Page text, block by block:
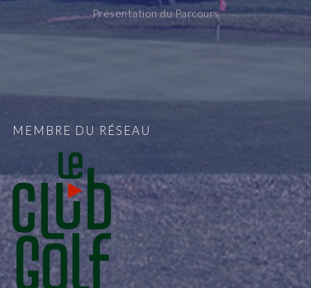
Présentation du Parcours
MEMBRE DU RÉSEAU